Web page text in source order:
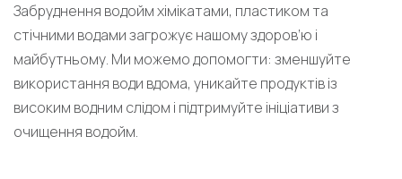
Забруднення водойм хімікатами, пластиком та
стічними водами загрожує нашому здоров’ю і
майбутньому. Ми можемо допомогти: зменшуйте
використання води вдома, уникайте продуктів із
високим водним слідом і підтримуйте ініціативи з
очищення водойм.